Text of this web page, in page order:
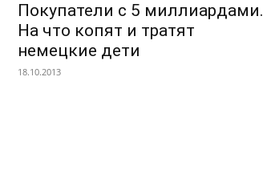
Покупатели с 5 миллиардами.
На что копят и тратят
немецкие дети
18.10.2013